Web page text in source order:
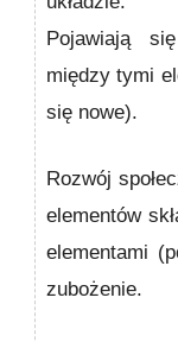
Pojawiają
między tymi
się nowe).
Rozwój
elementów
elementami
zubożenie.